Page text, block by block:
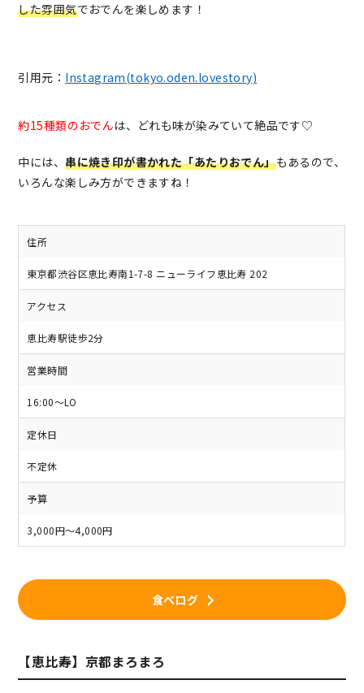
した雰囲気でおでんを楽しめます！
引用元： Instagram(tokyo.oden.lovestory)
約15種類のおでんは、どれも味が染みていて絶品です♡
中には、串に焼き印が書かれた「あたりおでん」もあるので、
いろんな楽しみ方ができますね！
住所
東京都渋谷区恵比寿南1-7-8 ニューライフ恵比寿 202
アクセス
恵比寿駅徒歩2分
営業時間
16:00～LO
定休日
不定休
予算
3,000円～4,000円
食べログ
【恵比寿】京都まろまろ